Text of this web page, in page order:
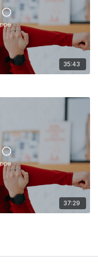
35:43
37:29